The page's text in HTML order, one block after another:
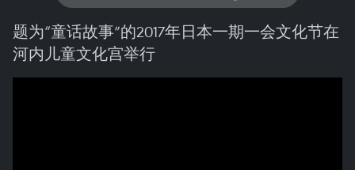
题为“童话故事”的2017年日本一期一会文化节在
河内儿童文化宫举行